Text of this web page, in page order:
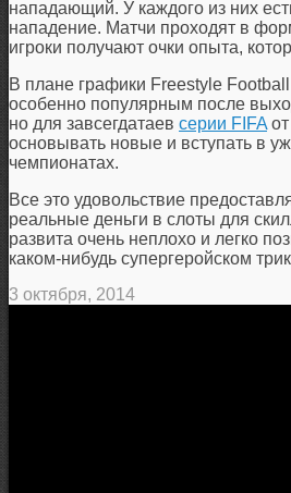
нападающий. У каждого из них
нападение. Матчи проходят в
игроки получают очки опыта,
В плане графики Freestyle
особенно популярным после
но для завсегдатаев серии FIFA от
основывать новые и вступать в
чемпионатах.
Все это удовольствие
реальные деньги в слоты для
развита очень неплохо и легко
каком-нибудь супергеройском
3 октября, 2014